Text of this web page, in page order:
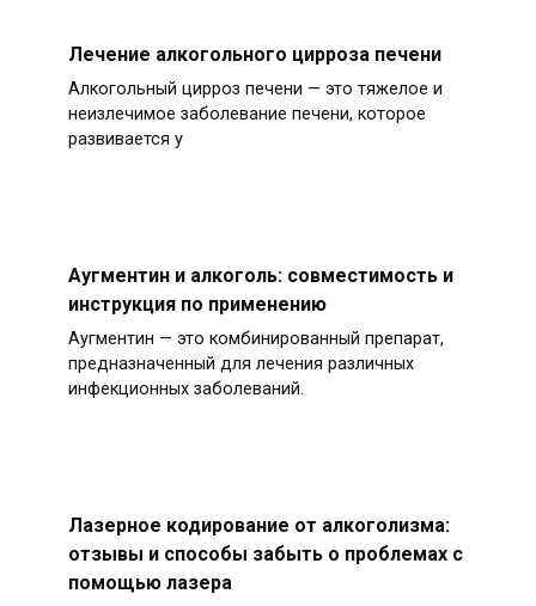
Лечение алкогольного цирроза печени
Алкогольный цирроз печени — это тяжелое и
неизлечимое заболевание печени, которое
развивается у
Аугментин и алкоголь: совместимость и
инструкция по применению
Аугментин — это комбинированный препарат,
предназначенный для лечения различных
инфекционных заболеваний.
Лазерное кодирование от алкоголизма:
отзывы и способы забыть о проблемах с
помощью лазера